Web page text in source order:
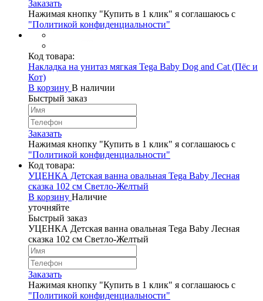
Заказать
Нажимая кнопку "Купить в 1 клик" я соглашаюсь с
"Политикой конфиденциальности"
Код товара:
Накладка на унитаз мягкая Tega Baby Dog and Cat (Пёс и
Кот)
В корзину В наличии
Быстрый заказ
Заказать
Нажимая кнопку "Купить в 1 клик" я соглашаюсь с
"Политикой конфиденциальности"
Код товара:
УЦЕНКА Детская ванна овальная Tega Baby Лесная
сказка 102 см Светло-Желтый
В корзину Наличие
уточняйте
Быстрый заказ
УЦЕНКА Детская ванна овальная Tega Baby Лесная
сказка 102 см Светло-Желтый
Заказать
Нажимая кнопку "Купить в 1 клик" я соглашаюсь с
"Политикой конфиденциальности"